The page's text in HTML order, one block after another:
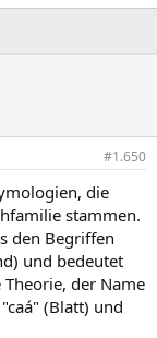
#1.650
die
stammen.
den Begriffen
und bedeutet
der Name
(Blatt) und